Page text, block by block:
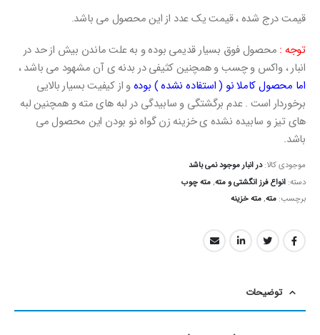
قیمت درج شده ، قیمت یک عدد از این محصول می باشد.
توجه : محصول فوق بسیار قدیمی بوده و به علت ماندن بیش از حد در
انبار ، واکس و چسب و همچنین کثیفی در بدنه ی آن مشهود می باشد ،
اما محصول کاملا نو ( استفاده نشده ) بودهو از کیفیت بسیار بالایی
برخوردار است . عدم برگشتگی و سابیدگی در لبه های مته و همچنین لبه
های تیز و سابیده نشده ی خزینه زن گواه نو بودن این محصول می
باشد.
موجودی کالا:در انبار موجود نمی باشد
دسته: انواع فرز انگشتی و مته,مته چوب
برچسب: مته,مته خزینه
توضیحات